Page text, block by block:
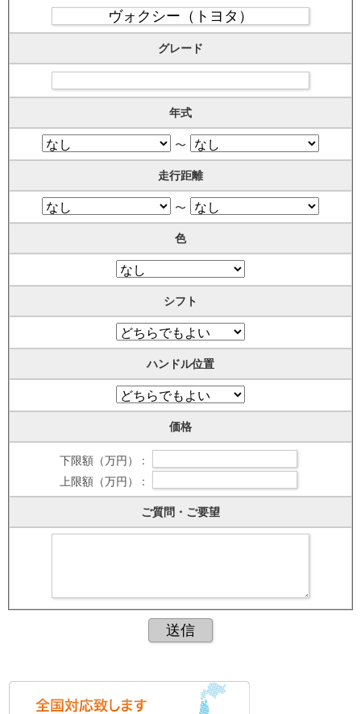
グレード
年式
〜
走行距離
〜
色
シフト
ハンドル位置
価格
下限額（万円） :
上限額（万円） :
ご質問・ご要望